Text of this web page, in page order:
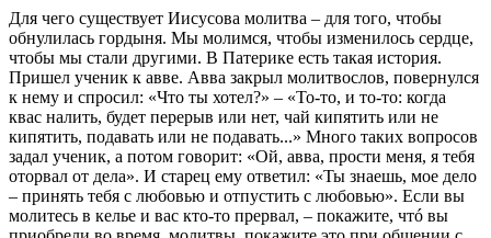
Для чего существует Иисусова молитва – для того, чтобы
обнулилась гордыня. Мы молимся, чтобы изменилось сердце,
чтобы мы стали другими. В Патерике есть такая история.
Пришел ученик к авве. Авва закрыл молитвослов, повернулся
к нему и спросил: «Что ты хотел?» – «То-то, и то-то: когда
квас налить, будет перерыв или нет, чай кипятить или не
кипятить, подавать или не подавать...» Много таких вопросов
задал ученик, а потом говорит: «Ой, авва, прости меня, я тебя
оторвал от дела». И старец ему ответил: «Ты знаешь, мое дело
– принять тебя с любовью и отпустить с любовью». Если вы
молитесь в келье и вас кто-то прервал, – покажите, чтó вы